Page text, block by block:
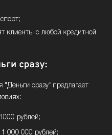
клиенты с любой кредитной
сразу:
"Деньги сразу" предлагает
рублей;
000 000 рублей;